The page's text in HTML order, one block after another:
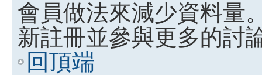
會員做法來減少資料量
新註冊並參與更多的討
回頂端